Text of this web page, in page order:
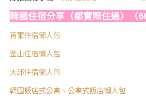
韓國住宿分享（都實際住過）（
首爾住宿懶人包
釜山住宿懶人包
大邱住宿懶人包
韓國飯店式公寓、公寓式飯店懶人包